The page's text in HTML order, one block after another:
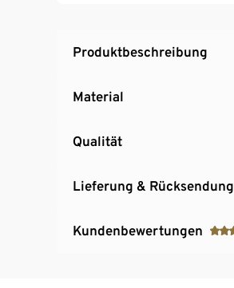
Produktbeschreibung
Material
Qualität
Lieferung & Rücksendung
Kundenbewertungen